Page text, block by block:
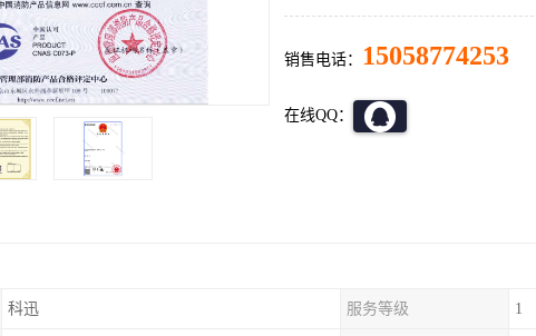
销售电话： 15058774253
在线QQ：
科迅 服务等级 1